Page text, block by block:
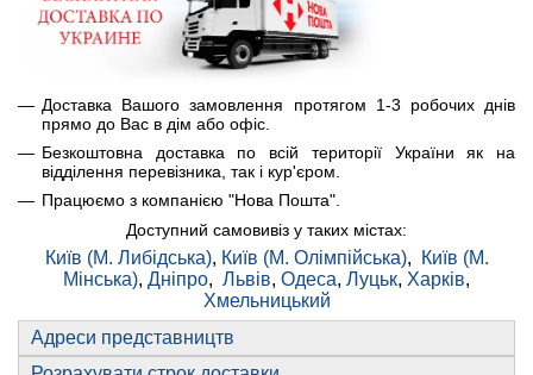
Доставка Вашого замовлення протягом 1-3 робочих днів
прямо до Вас в дім або офіс.
Безкоштовна доставка по всій території України як на
відділення перевізника, так і кур'єром.
Працюємо з компанією "Нова Пошта".
Доступний самовивіз у таких містах:
Київ (М. Либідська), Київ (М. Олімпійська),
Київ (М.
Мінська), Дніпро, Львів, Одеса, Луцьк, Харків,
Хмельницький
Адреси представництв